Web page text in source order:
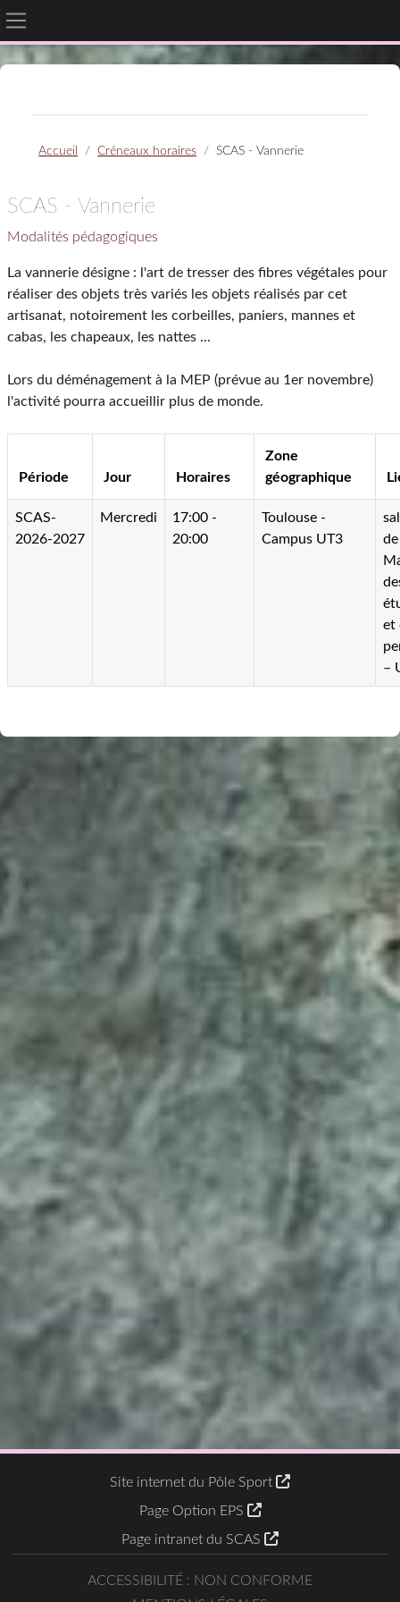
Passer au contenu principal
Panneau latéral
Accueil Créneaux horaires SCAS - Vannerie
SCAS - Vannerie
Modalités pédagogiques
La vannerie désigne : l'art de tresser des fibres végétales pour
réaliser des objets très variés les objets réalisés par cet
artisanat, notoirement les corbeilles, paniers, mannes et
cabas, les chapeaux, les nattes ...
Lors du déménagement à la MEP (prévue au 1er novembre)
l'activité pourra accueillir plus de monde.
Période Jour Horaires
Zone
géographique
SCAS-
2026-2027
Mercredi
17:00 -
20:00
Toulouse -
Campus UT3
et
–
Site internet du Pôle Sport
Page Option EPS
Page intranet du SCAS
ACCESSIBILITÉ : NON CONFORME